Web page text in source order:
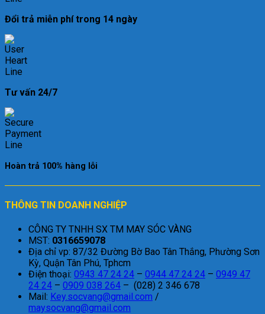
Đổi trả miễn phí trong 14 ngày
Tư vấn 24/7
Hoàn trả 100% hàng lỗi
THÔNG TIN DOANH NGHIỆP
CÔNG TY TNHH SX TM MAY SÓC VÀNG
MST: 0316659078
Địa chỉ vp: 87/32 Đường Bờ Bao Tân Thắng, Phường Sơn
Kỳ, Quận Tân Phú, Tphcm
Điện thoại: 0943 47 24 24 – 0944 47 24 24 – 0949 47
24 24 – 0909 038 264 – (028) 2 346 678
Mail: Key.socvang@gmail.com /
maysocvang@gmail.com